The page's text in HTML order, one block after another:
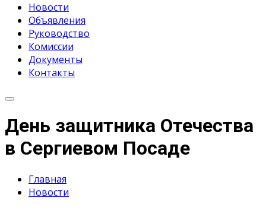
Новости
Объявления
Руководство
Комиссии
Документы
Контакты
День защитника Отечества
в Сергиевом Посаде
Главная
Новости